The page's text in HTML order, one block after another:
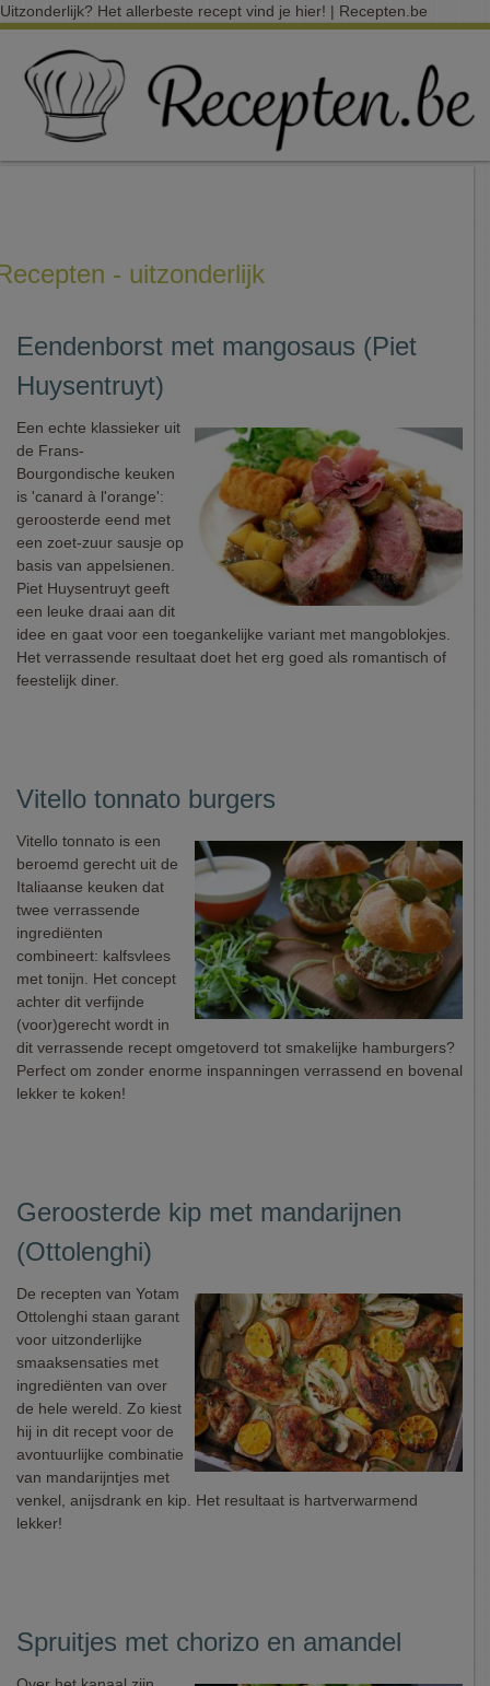
Uitzonderlijk? Het allerbeste recept vind je hier! | Recepten.be
- uitzonderlijk
Eendenborst met mangosaus (Piet
Huysentruyt)
Een echte klassieker uit
de Frans-
Bourgondische keuken
is 'canard à l'orange':
geroosterde eend met
een zoet-zuur sausje op
basis van appelsienen.
Piet Huysentruyt geeft
een leuke draai aan dit
idee en gaat voor een toegankelijke variant met mangoblokjes.
Het verrassende resultaat doet het erg goed als romantisch of
feestelijk diner.
Vitello tonnato burgers
Vitello tonnato is een
beroemd gerecht uit de
Italiaanse keuken dat
twee verrassende
ingrediënten
combineert: kalfsvlees
met tonijn. Het concept
achter dit verfijnde
(voor)gerecht wordt in
dit verrassende recept omgetoverd tot smakelijke hamburgers?
Perfect om zonder enorme inspanningen verrassend en bovenal
lekker te koken!
Geroosterde kip met mandarijnen
(Ottolenghi)
De recepten van Yotam
Ottolenghi staan garant
voor uitzonderlijke
smaaksensaties met
ingrediënten van over
de hele wereld. Zo kiest
hij in dit recept voor de
avontuurlijke combinatie
van mandarijntjes met
venkel, anijsdrank en kip. Het resultaat is hartverwarmend
lekker!
Spruitjes met chorizo en amandel